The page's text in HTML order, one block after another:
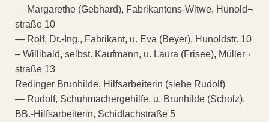
— Margarethe (Gebhard), Fabrikantens-Witwe, Hunold¬
straße 10
— Rolf, Dr.-Ing., Fabrikant, u. Eva (Beyer), Hunoldstr. 10
– Willibald, selbst. Kaufmann, u. Laura (Frisee), Müller¬
straße 13
Redinger Brunhilde, Hilfsarbeiterin (siehe Rudolf)
— Rudolf, Schuhmachergehilfe, u. Brunhilde (Scholz),
BB.-Hilfsarbeiterin, Schidlachstraße 5